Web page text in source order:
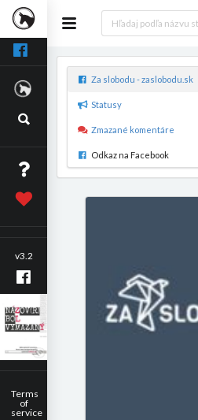
v3.2
Terms
of
service
Za slobodu - zaslobodu.sk
Statusy
Zmazané komentáre
Odkaz na Facebook